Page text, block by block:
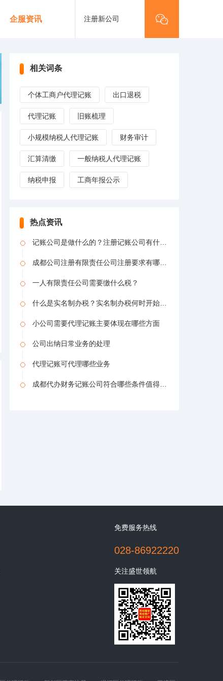
企服资讯 注册新公司
相关词条
个体工商户代理记账 出口退税
代理记账 旧账梳理
小规模纳税人代理记账 财务审计
汇算清缴 一般纳税人代理记账
纳税申报 工商年报公示
热点资讯
记账公司是做什么的？注册记账公司有什么要求吗？
成都公司注册有限责任公司注册要求有哪些？（代理记账公司牌子图片）
一人有限责任公司需要缴什么税？
什么是实名制办税？实名制办税何时开始推行？_实名办税问题总汇
小公司需要代理记账主要体现在哪些方面
公司出纳日常业务的处理
代理记账可代理哪些业务
成都代办财务记账公司符合哪些条件值得信任
免费服务热线
028-86922220
关注盛世领航